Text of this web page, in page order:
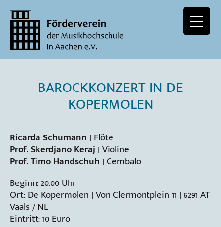
BAROCKKONZERT IN DE
KOPERMOLEN
Ricarda Schumann | Flöte
Prof. Skerdjano Keraj | Violine
Prof. Timo Handschuh | Cembalo
Beginn: 20.00 Uhr
Ort: De Kopermolen | Von Clermontplein 11 | 6291 AT
Vaals / NL
Eintritt: 10 Euro